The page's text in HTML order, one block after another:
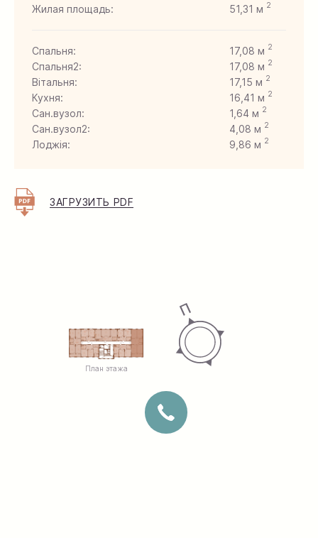
План этажа
Жилая площадь: 51,31 м 2
Спальня: 17,08 м 2
Спальня2: 17,08 м 2
Вітальня: 17,15 м 2
Кухня: 16,41 м 2
Сан.вузол: 1,64 м 2
Сан.вузол2: 4,08 м 2
Лоджія: 9,86 м 2
ЗАГРУЗИТЬ PDF